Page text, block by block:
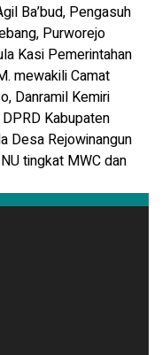
Ba’bud, Pengasuh
Purworejo
Kasi Pemerintahan
mewakili Camat
Danramil Kemiri
Kabupaten
Desa Rejowinangun
tingkat MWC dan